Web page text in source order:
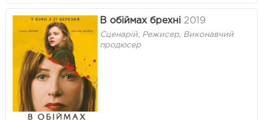
В обіймах брехні 2019
Сценарій, Режисер, Виконавчий
продюсер